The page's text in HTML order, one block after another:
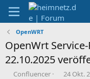
OpenWRT
OpenWrt
22.10.2025
E
Confluencer
E
24 Okt.